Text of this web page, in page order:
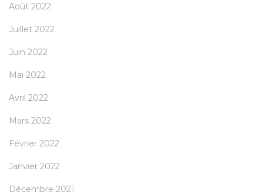
Août 2022
Juillet 2022
Juin 2022
Mai 2022
Avril 2022
Mars 2022
Février 2022
Janvier 2022
Décembre 2021